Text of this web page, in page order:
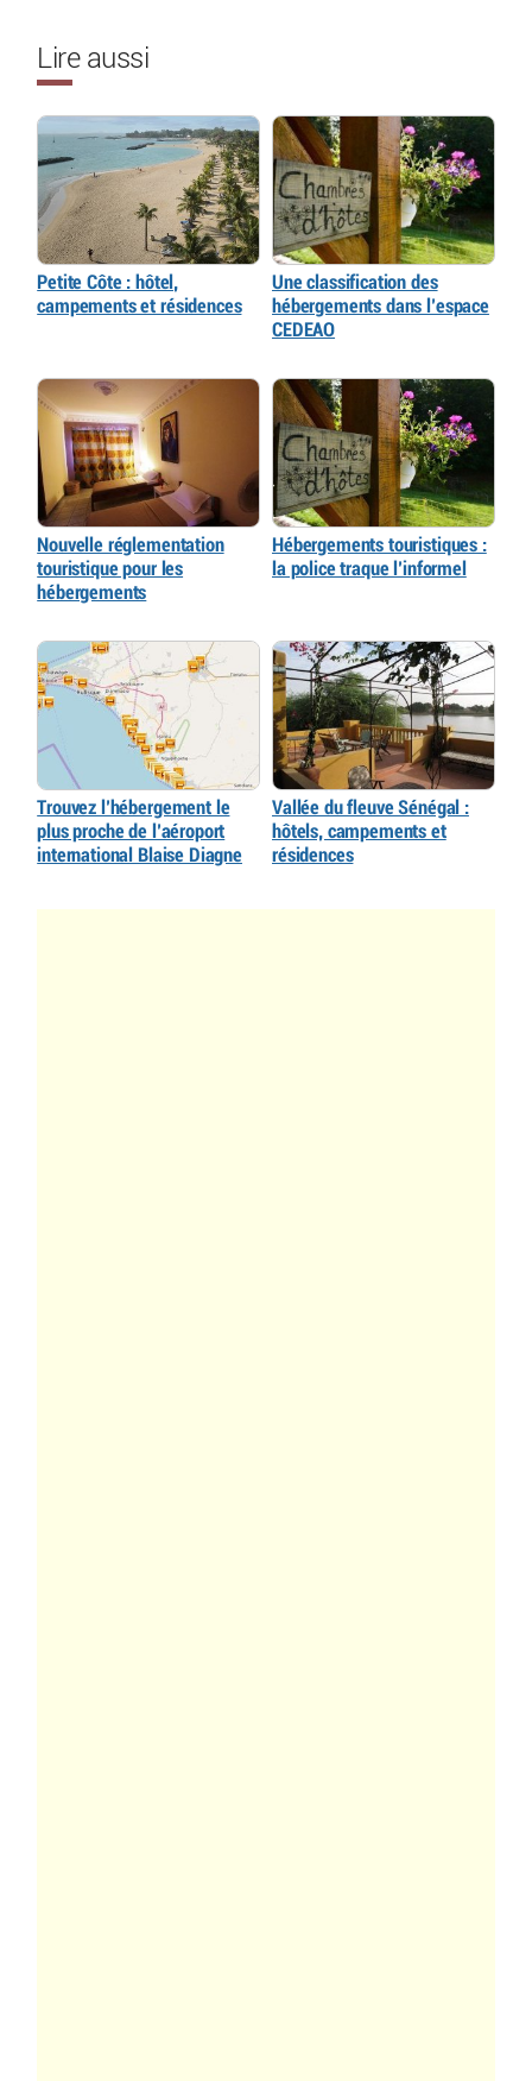
Lire aussi
Petite Côte : hôtel,
campements et résidences
Une classification des
hébergements dans l’espace
CEDEAO
Nouvelle réglementation
touristique pour les
hébergements
Hébergements touristiques :
la police traque l’informel
Trouvez l’hébergement le
plus proche de l’aéroport
international Blaise Diagne
Vallée du fleuve Sénégal :
hôtels, campements et
résidences